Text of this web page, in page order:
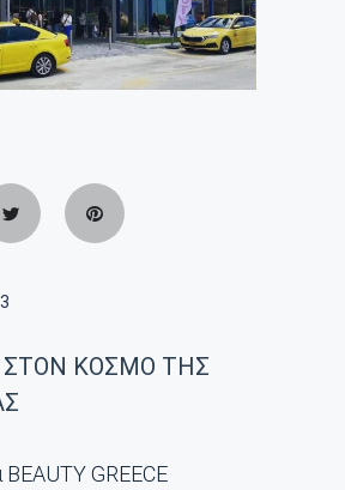
ΣΤΟΝ ΚΟΣΜΟ ΤΗΣ
GREECE